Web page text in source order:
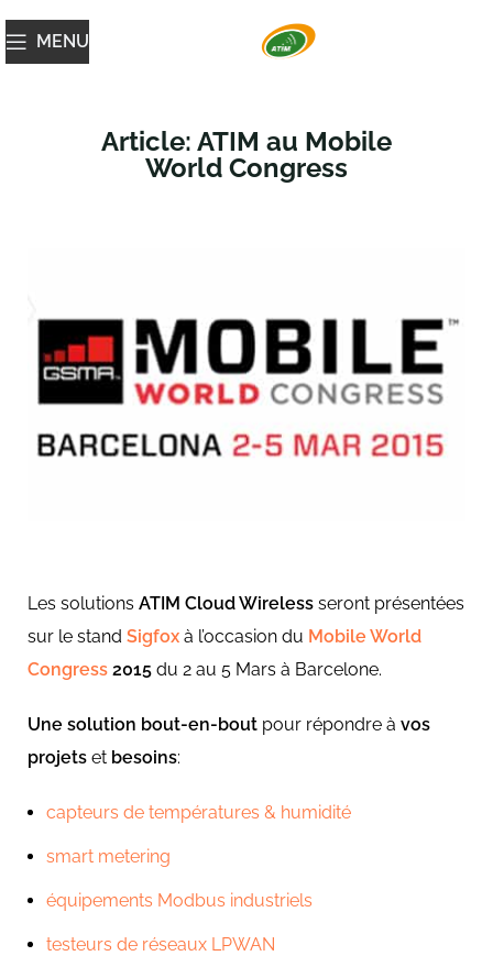
MENU
Article: ATIM au Mobile
World Congress
Les solutions ATIM Cloud Wireless seront présentées
sur le stand Sigfox à l’occasion du Mobile World
Congress 2015 du 2 au 5 Mars à Barcelone.
Une solution bout-en-bout pour répondre à vos
projets et besoins:
capteurs de températures & humidité
smart metering
équipements Modbus industriels
testeurs de réseaux LPWAN